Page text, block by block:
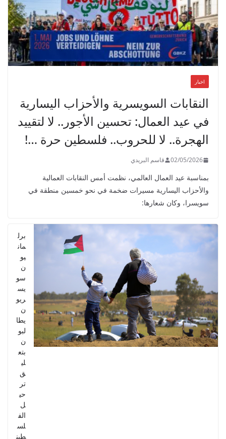
اخبار
النقابات السويسرية والأحزاب اليسارية
في عيد العمال: تحسين الأجور.. لا لتقييد
الهجرة.. لا للحروب.. فلسطين حرة …!
02/05/2026 قاسم البريدي
بمناسبة عيد العمال العالمي، نظمت أمس النقابات العمالية
والأحزاب اليسارية مسيرات ضخمة في نحو خمسين منطقة في
سويسرا، وكان شعارها:
برل
مان
يو
ن
سو
يس
ريو
ن
يطا
لبو
ن
بتع
لي
ق
تر
حي
ل
الف
لس
طين